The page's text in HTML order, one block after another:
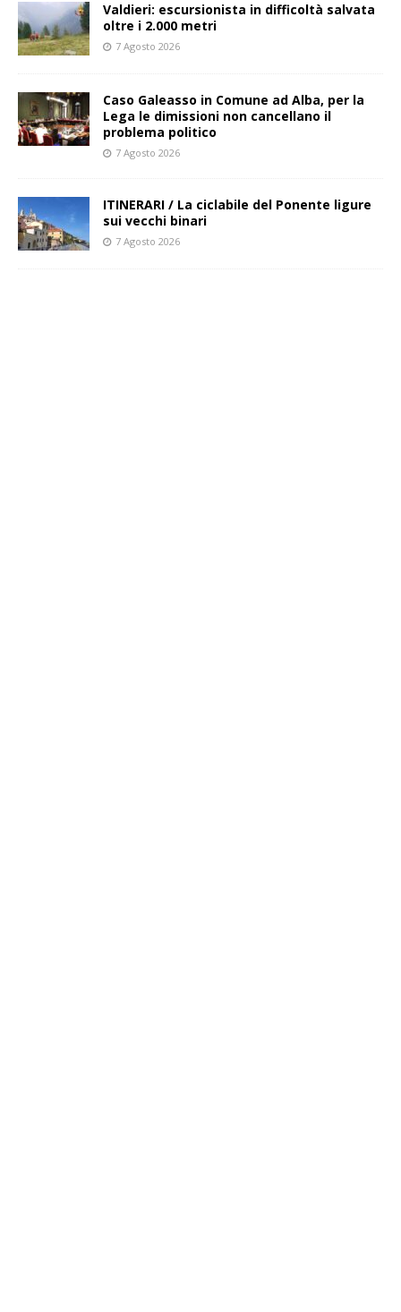
Valdieri: escursionista in difficoltà salvata
oltre i 2.000 metri
7 Agosto 2026
Caso Galeasso in Comune ad Alba, per la
Lega le dimissioni non cancellano il
problema politico
7 Agosto 2026
ITINERARI / La ciclabile del Ponente ligure
sui vecchi binari
7 Agosto 2026